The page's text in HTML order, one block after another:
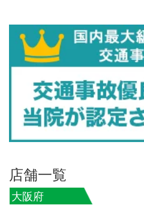
店舗一覧
大阪府